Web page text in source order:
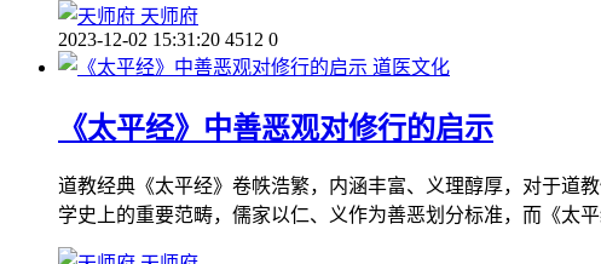
天师府
2023-12-02 15:31:20 4512 0
道医文化
《太平经》中善恶观对修行的启示
道教经典《太平经》卷帙浩繁，内涵丰富、义理醇厚，对于道
学史上的重要范畴，儒家以仁、义作为善恶划分标准，而《太